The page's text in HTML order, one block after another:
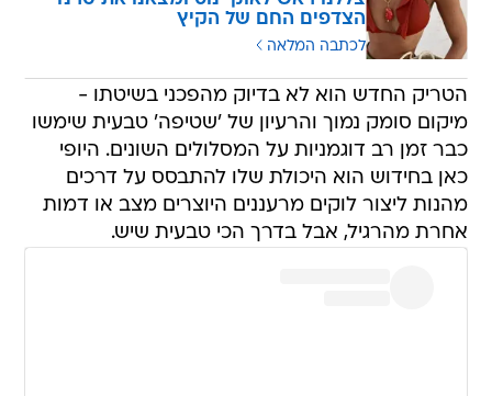
הצדפים החם של הקיץ
לכתבה המלאה
הטריק החדש הוא לא בדיוק מהפכני בשיטתו -
מיקום סומק נמוך והרעיון של 'שטיפה' טבעית שימשו
כבר זמן רב דוגמניות על המסלולים השונים. היופי
כאן בחידוש הוא היכולת שלו להתבסס על דרכים
מהנות ליצור לוקים מרעננים היוצרים מצב או דמות
אחרת מהרגיל, אבל בדרך הכי טבעית שיש.